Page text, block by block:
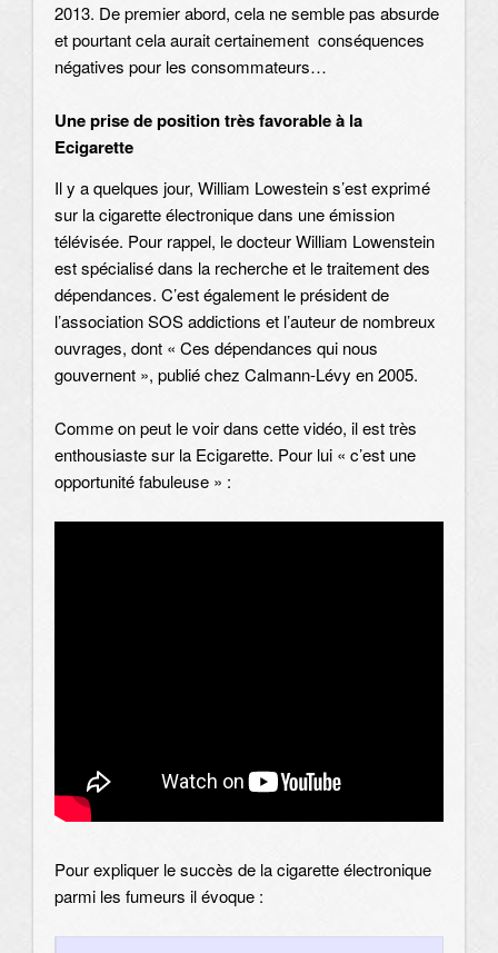
2013. De premier abord, cela ne semble pas absurde
et pourtant cela aurait certainement conséquences
négatives pour les consommateurs…
Une prise de position très favorable à la
Ecigarette
Il y a quelques jour, William Lowestein s’est exprimé
sur la cigarette électronique dans une émission
télévisée. Pour rappel, le docteur William Lowenstein
est spécialisé dans la recherche et le traitement des
dépendances. C’est également le président de
l’association SOS addictions et l’auteur de nombreux
ouvrages, dont « Ces dépendances qui nous
gouvernent », publié chez Calmann-Lévy en 2005.
Comme on peut le voir dans cette vidéo, il est très
enthousiaste sur la Ecigarette. Pour lui « c’est une
opportunité fabuleuse » :
Pour expliquer le succès de la cigarette électronique
parmi les fumeurs il évoque :